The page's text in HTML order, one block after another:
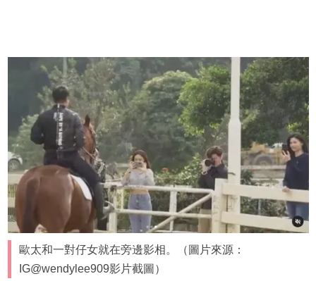
歐太和一對仔女就在旁邊影相。（圖片來源：
IG@wendylee909影片截圖）